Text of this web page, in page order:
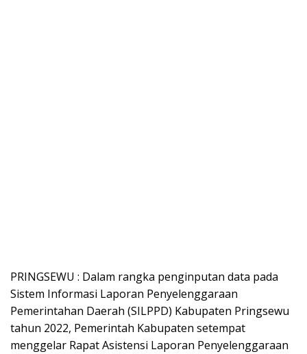
PRINGSEWU : Dalam rangka penginputan data pada
Sistem Informasi Laporan Penyelenggaraan
Pemerintahan Daerah (SILPPD) Kabupaten Pringsewu
tahun 2022, Pemerintah Kabupaten setempat
menggelar Rapat Asistensi Laporan Penyelenggaraan